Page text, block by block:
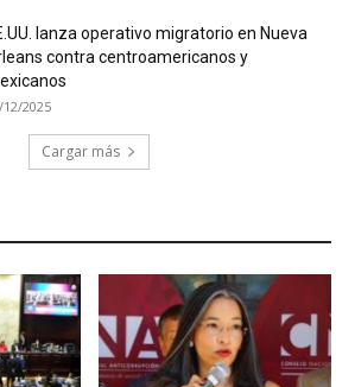
lanza operativo migratorio en Nueva
contra centroamericanos y
12/2025
Cargar más